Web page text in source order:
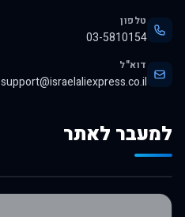
טלפון
03-5810154
דוא"ל
support@israelaliexpress.co.il
למעבר לאתר
לרכישה באלי אקספרס